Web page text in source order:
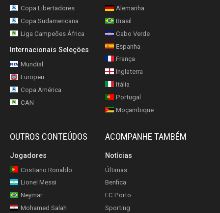
Copa Libertadores
Copa Sudamericana
Liga Campeões África
Internacionais Seleções
Mundial
Europeu
Copa América
CAN
Alemanha
Brasil
Cabo Verde
Espanha
França
Inglaterra
Itália
Portugal
Moçambique
OUTROS CONTEÚDOS
Jogadores
Cristiano Ronaldo
Lionel Messi
Neymar
Mohamed Salah
ACOMPANHE TAMBÉM
Notícias
Últimas
Benfica
FC Porto
Sporting